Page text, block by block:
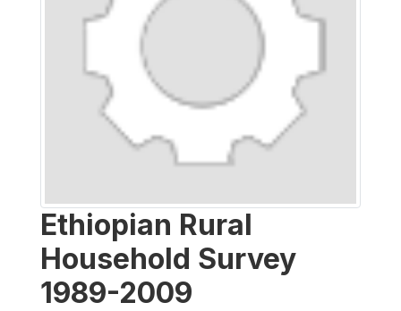
Ethiopian Rural
Household Survey
1989-2009